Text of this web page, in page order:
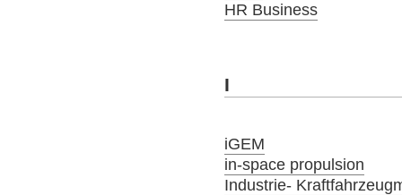
HR Business
I
iGEM
in-space propulsion
Industrie-